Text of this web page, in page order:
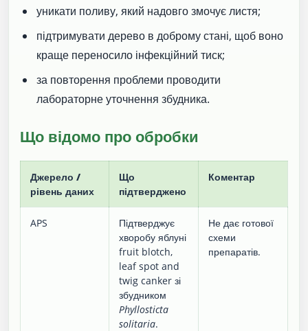
уникати поливу, який надовго змочує листя;
підтримувати дерево в доброму стані, щоб воно
краще переносило інфекційний тиск;
за повторення проблеми проводити
лабораторне уточнення збудника.
Що відомо про обробки
Джерело /
рівень даних
Що
підтверджено
Коментар
APS
Підтверджує
хворобу яблуні
fruit blotch,
leaf spot and
twig canker зі
збудником
Phyllosticta
solitaria.
Не дає готової
схеми
препаратів.